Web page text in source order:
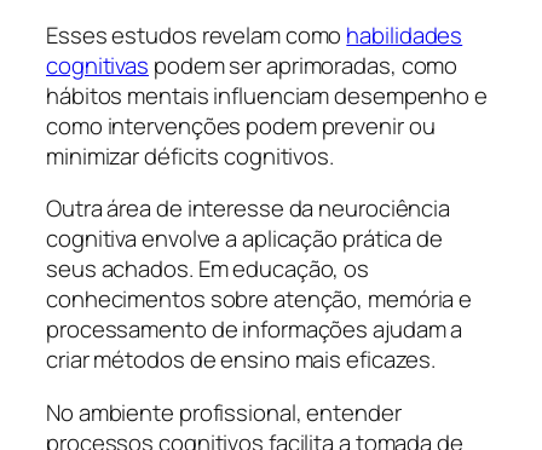
Esses estudos revelam como habilidades
cognitivas podem ser aprimoradas, como
hábitos mentais influenciam desempenho e
como intervenções podem prevenir ou
minimizar déficits cognitivos.
Outra área de interesse da neurociência
cognitiva envolve a aplicação prática de
seus achados. Em educação, os
conhecimentos sobre atenção, memória e
processamento de informações ajudam a
criar métodos de ensino mais eficazes.
No ambiente profissional, entender
processos cognitivos facilita a tomada de